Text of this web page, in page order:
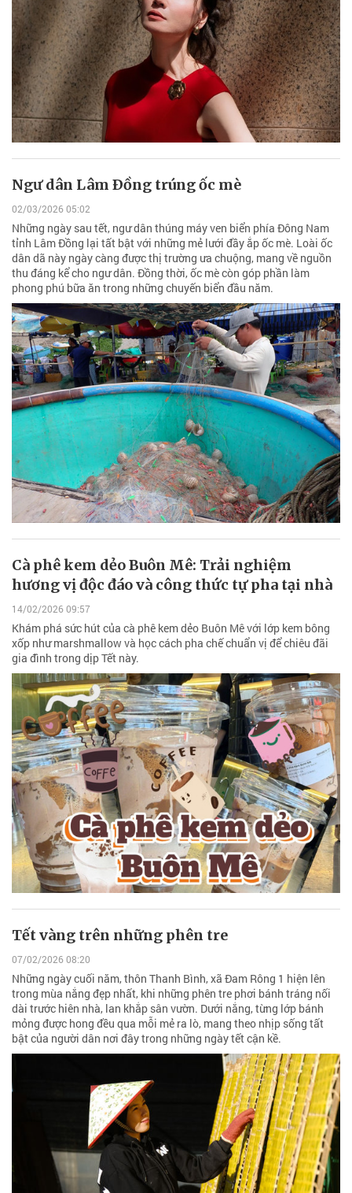
Ngư dân Lâm Ðồng trúng ốc mè
02/03/2026 05:02
Những ngày sau tết, ngư dân thúng máy ven biển phía Đông Nam
tỉnh Lâm Đồng lại tất bật với những mẻ lưới đầy ắp ốc mè. Loài ốc
dân dã này ngày càng được thị trường ưa chuộng, mang về nguồn
thu đáng kể cho ngư dân. Đồng thời, ốc mè còn góp phần làm
phong phú bữa ăn trong những chuyến biển đầu năm.
Cà phê kem dẻo Buôn Mê: Trải nghiệm
hương vị độc đáo và công thức tự pha tại nhà
14/02/2026 09:57
Khám phá sức hút của cà phê kem dẻo Buôn Mê với lớp kem bông
xốp như marshmallow và học cách pha chế chuẩn vị để chiêu đãi
gia đình trong dịp Tết này.
Tết vàng trên những phên tre
07/02/2026 08:20
Những ngày cuối năm, thôn Thanh Bình, xã Đam Rông 1 hiện lên
trong mùa nắng đẹp nhất, khi những phên tre phơi bánh tráng nối
dài trước hiên nhà, lan khắp sân vườn. Dưới nắng, từng lớp bánh
mỏng được hong đều qua mỗi mẻ ra lò, mang theo nhịp sống tất
bật của người dân nơi đây trong những ngày tết cận kề.